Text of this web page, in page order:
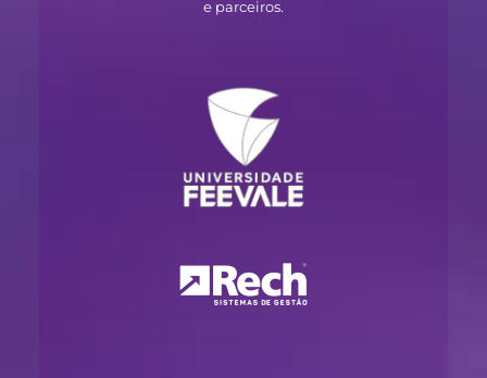
e parceiros.